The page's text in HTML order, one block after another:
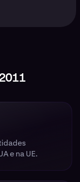
e na UE.